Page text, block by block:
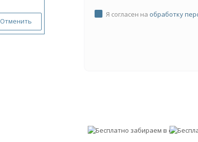
Я согласен на обработку
Отменить